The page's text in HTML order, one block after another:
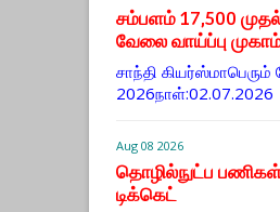
சம்பளம் 17,500
வேலை வாய்ப்பு
சாந்தி
2026நாள்:02.07.2026
Aug 08 2026
தொழில்நுட்ப பணிகள்
டிக்கெட்